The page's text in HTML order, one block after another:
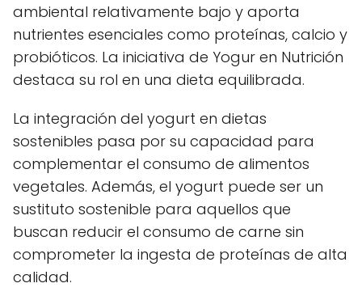
ambiental relativamente bajo y aporta
nutrientes esenciales como proteínas, calcio y
probióticos. La iniciativa de Yogur en Nutrición
destaca su rol en una dieta equilibrada.
La integración del yogurt en dietas
sostenibles pasa por su capacidad para
complementar el consumo de alimentos
vegetales. Además, el yogurt puede ser un
sustituto sostenible para aquellos que
buscan reducir el consumo de carne sin
comprometer la ingesta de proteínas de alta
calidad.